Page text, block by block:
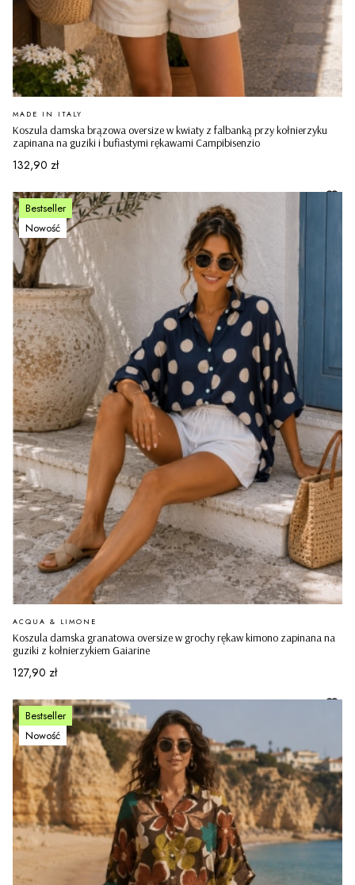
Koszula damska brązowa oversize w kwiaty z falbanką przy kołnierzyku
zapinana na guziki i bufiastymi rękawami Campibisenzio
PRODUCENT
MADE IN ITALY
Cena
132,90 zł
Bestseller
Nowość
Koszula damska granatowa oversize w grochy rękaw kimono zapinana na
guziki z kołnierzykiem Gaiarine
PRODUCENT
ACQUA & LIMONE
Cena
127,90 zł
Bestseller
Nowość